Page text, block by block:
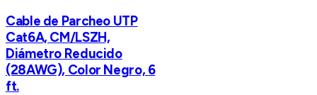
Cable de Parcheo UTP
Cat6A, CM/LSZH,
Diámetro Reducido
(28AWG), Color Negro, 6
ft.